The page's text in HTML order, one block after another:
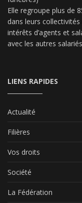
Elle regroupe plus de
dans leurs
intérêts d’agents et
avec les autres
LIENS RAPIDES
Actualité
Filières
Vos droits
Société
La Fédération